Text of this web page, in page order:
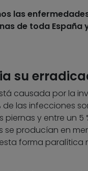
las
de toda
su
causada por la
de las
piernas y entre un 5
producían en
forma